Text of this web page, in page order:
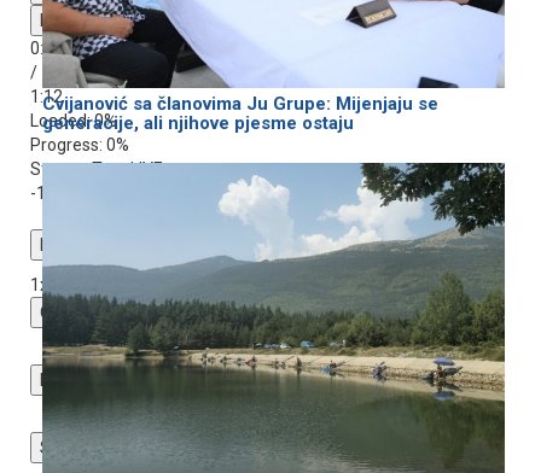
Mute
0:00
/
1:12
Loaded: 0%
Progress: 0%
Stream TypeLIVE
-1:12
1x
Chapters
Chapters
descriptions off
, selected
Subtitles
Cvijanović sa članovima Јu Grupe: Mijenjaju se
generacije, ali njihove pjesme ostaju